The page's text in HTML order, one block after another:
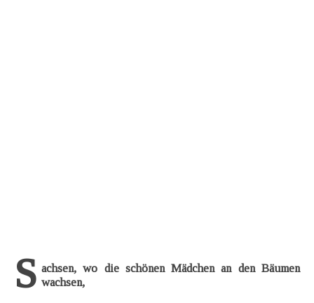
S achsen, wo die schönen Mädchen an den Bäumen
wachsen,